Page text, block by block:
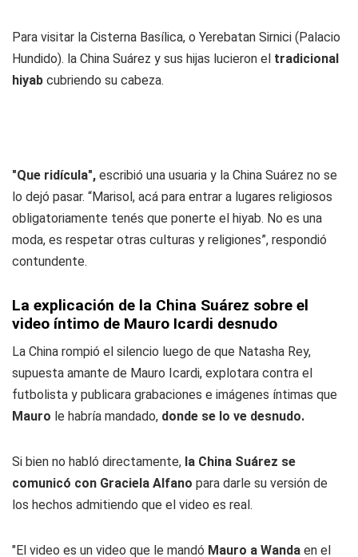
Para visitar la Cisterna Basílica, o Yerebatan Sirnici (Palacio
Hundido). la China Suárez y sus hijas lucieron el tradicional
hiyab cubriendo su cabeza.
"Que ridícula", escribió una usuaria y la China Suárez no se
lo dejó pasar. “Marisol, acá para entrar a lugares religiosos
obligatoriamente tenés que ponerte el hiyab. No es una
moda, es respetar otras culturas y religiones”, respondió
contundente.
La explicación de la China Suárez sobre el
video íntimo de Mauro Icardi desnudo
La China rompió el silencio luego de que Natasha Rey,
supuesta amante de Mauro Icardi, explotara contra el
futbolista y publicara grabaciones e imágenes íntimas que
Mauro le habría mandado, donde se lo ve desnudo.
Si bien no habló directamente, la China Suárez se
comunicó con Graciela Alfano para darle su versión de
los hechos admitiendo que el video es real.
"El video es un video que le mandó Mauro a Wanda en el